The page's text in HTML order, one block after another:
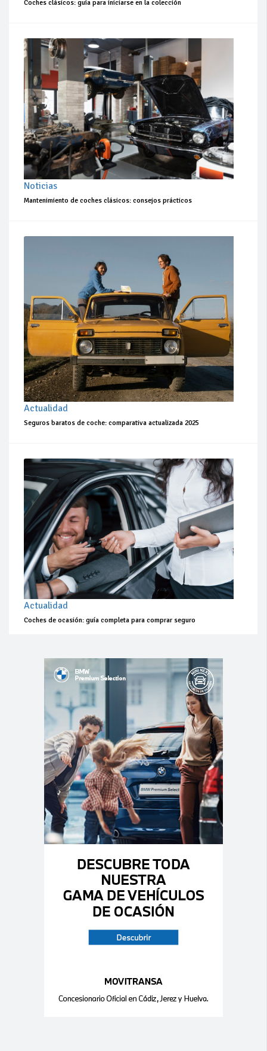
Coches clásicos: guía para iniciarse en la colección
Noticias
Mantenimiento de coches clásicos: consejos prácticos
Actualidad
Seguros baratos de coche: comparativa actualizada 2025
Actualidad
Coches de ocasión: guía completa para comprar seguro